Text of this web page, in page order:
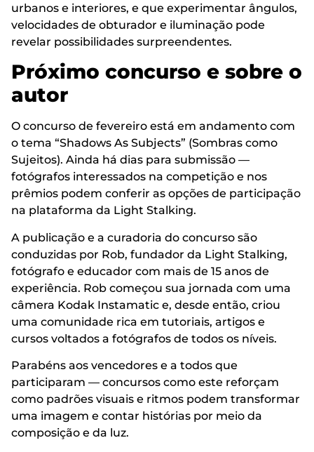
urbanos e interiores, e que experimentar ângulos,
velocidades de obturador e iluminação pode
revelar possibilidades surpreendentes.
Próximo concurso e sobre o
autor
O concurso de fevereiro está em andamento com
o tema “Shadows As Subjects” (Sombras como
Sujeitos). Ainda há dias para submissão —
fotógrafos interessados na competição e nos
prêmios podem conferir as opções de participação
na plataforma da Light Stalking.
A publicação e a curadoria do concurso são
conduzidas por Rob, fundador da Light Stalking,
fotógrafo e educador com mais de 15 anos de
experiência. Rob começou sua jornada com uma
câmera Kodak Instamatic e, desde então, criou
uma comunidade rica em tutoriais, artigos e
cursos voltados a fotógrafos de todos os níveis.
Parabéns aos vencedores e a todos que
participaram — concursos como este reforçam
como padrões visuais e ritmos podem transformar
uma imagem e contar histórias por meio da
composição e da luz.